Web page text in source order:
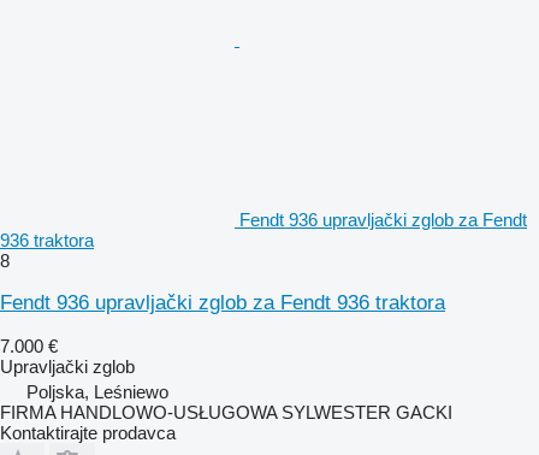
Fendt 936 upravljački zglob za Fendt
936 traktora
8
Fendt 936 upravljački zglob za Fendt 936 traktora
7.000 €
Upravljački zglob
Poljska, Leśniewo
FIRMA HANDLOWO-USŁUGOWA SYLWESTER GACKI
Kontaktirajte prodavca